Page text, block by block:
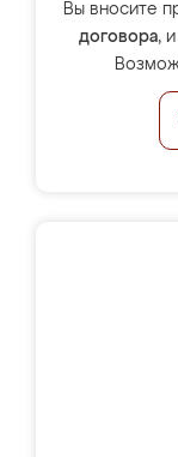
Вы вносите
договора,